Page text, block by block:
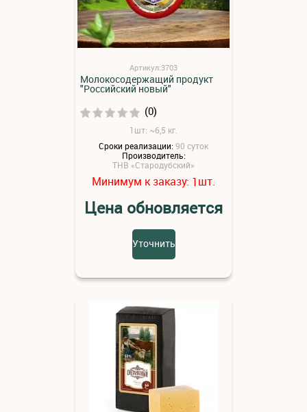
Артикул:3703
Молокосодержащий продукт
"Российский новый"
(0)
1шт: ~6,5 кг.
Сроки реализации:90 суток
Производитель:
ТНВ «Стародубский»
Минимум к заказу: 1шт.
Цена обновляется
Уточнить